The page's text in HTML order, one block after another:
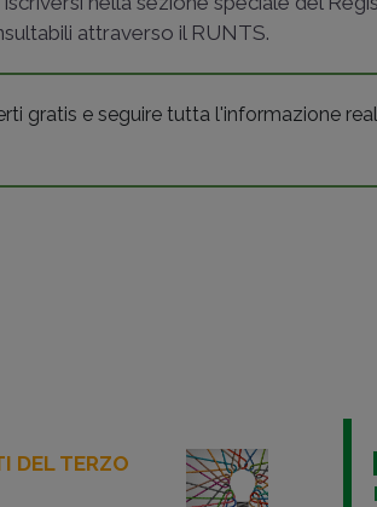
attraverso il RUNTS.
gratis e seguire tutta l'informazione
DEL TERZO